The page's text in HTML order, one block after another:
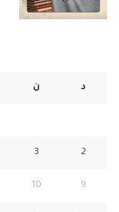
د ن
2
3
9
10